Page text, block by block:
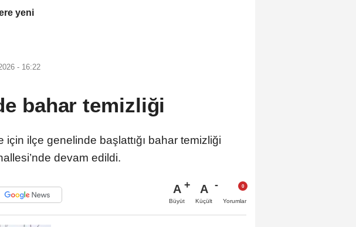
yeni
- 16:22
bahar temizliği
ilçe genelinde başlattığı bahar temizliği
devam edildi.
A
Büyüt
A
Küçült Yorumlar